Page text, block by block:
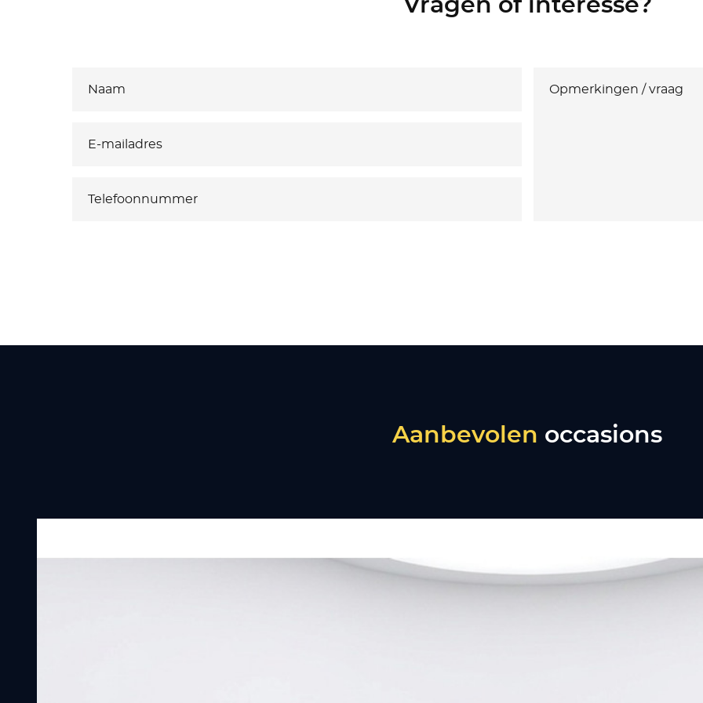
Vragen of interesse?
Aanbevolen occasions